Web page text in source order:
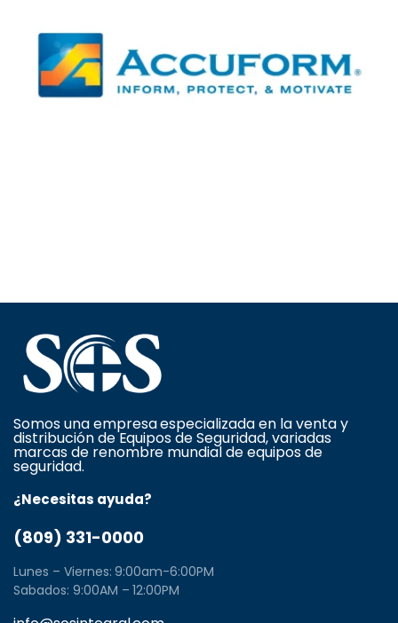
Somos una empresa especializada en la venta y
distribución de Equipos de Seguridad, variadas
marcas de renombre mundial de equipos de
seguridad.
¿Necesitas ayuda?
(809) 331-0000
Lunes – Viernes: 9:00am-6:00PM
Sabados: 9:00AM – 12:00PM